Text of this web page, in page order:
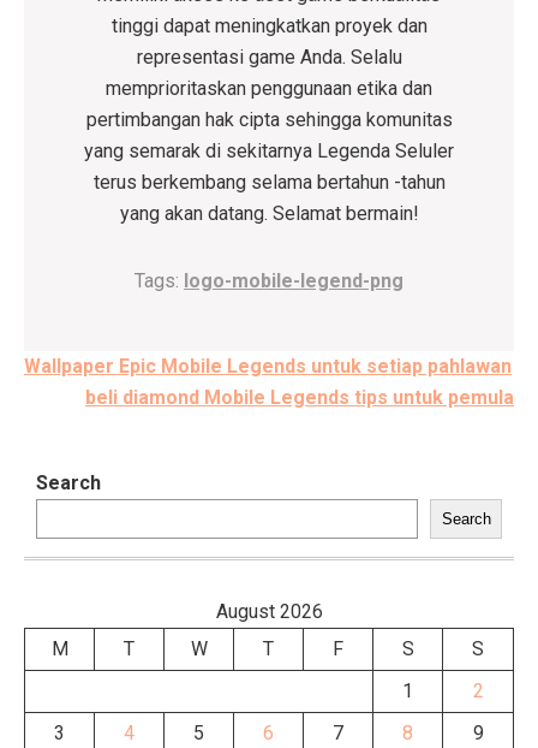
tinggi dapat meningkatkan proyek dan
representasi game Anda. Selalu
memprioritaskan penggunaan etika dan
pertimbangan hak cipta sehingga komunitas
yang semarak di sekitarnya Legenda Seluler
terus berkembang selama bertahun -tahun
yang akan datang. Selamat bermain!
Tags: logo-mobile-legend-png
Post
navigation
Wallpaper Epic Mobile Legends untuk setiap pahlawan
beli diamond Mobile Legends tips untuk pemula
Search
Search
August 2026
M
T W T F S
S
1
2
3
4 5 6 7 8
9